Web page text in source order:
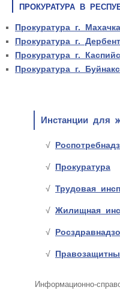
ПРОКУРАТУРА В
Прокуратура г.
Прокуратура г.
Прокуратура г.
Прокуратура г.
Инстанции для
Прокуратура
Трудовая
Жилищная
Информационно-